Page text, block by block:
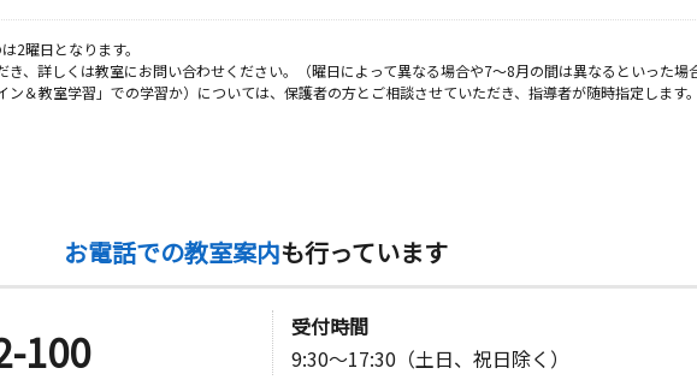
2曜日となります。
、詳しくは教室にお問い合わせください。（曜日によって異なる場合や7～8月の間は異なるといった場
＆教室学習」での学習か）については、保護者の方とご相談させていただき、指導者が随時指定します。
お電話での教室案内も行っています
100
受付時間
9:30～17:30（土日、祝日除く）